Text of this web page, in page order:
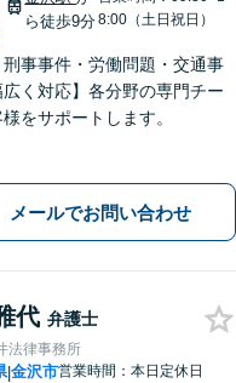
ら徒歩9分8:00（土日祝日）
刑事事件・労働問題・交通事
く対応】各分野の専門チー
をサポートします。
メールでお問い合わせ
代 弁護士
法律事務所
|金沢市営業時間：本日定休日